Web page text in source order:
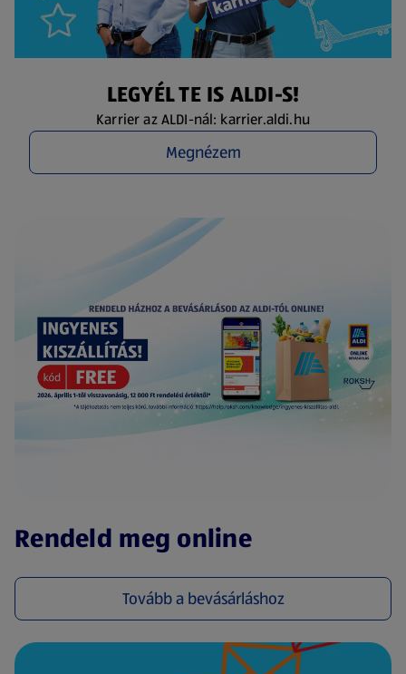
LEGYÉL TE IS ALDI-S!
Karrier az ALDI-nál: karrier.aldi.hu
Megnézem
Rendeld meg online
Tovább a bevásárláshoz
(új oldalon nyílik meg)